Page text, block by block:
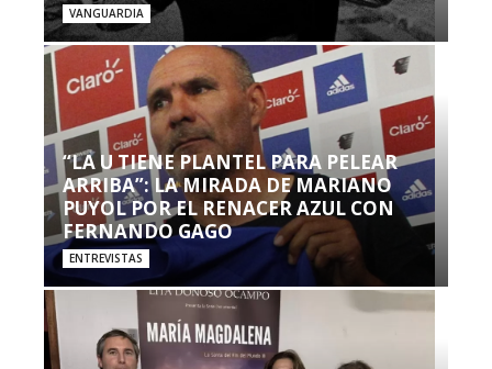
VANGUARDIA
“LA U TIENE PLANTEL PARA PELEAR
ARRIBA”: LA MIRADA DE MARIANO
PUYOL POR EL RENACER AZUL CON
FERNANDO GAGO
ENTREVISTAS